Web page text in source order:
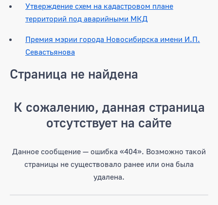
Утверждение схем на кадастровом плане
территорий под аварийными МКД
Премия мэрии города Новосибирска имени И.П.
Севастьянова
Страница не найдена
К сожалению, данная страница
отсутствует на сайте
Данное сообщение — ошибка «404». Возможно такой
страницы не существовало ранее или она была
удалена.